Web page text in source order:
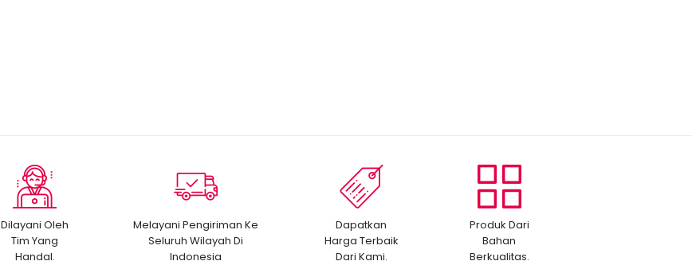
Dilayani Oleh
Tim Yang
Handal.
Melayani Pengiriman Ke
Seluruh Wilayah Di
Indonesia
Dapatkan
Harga Terbaik
Dari Kami.
Produk Dari
Bahan
Berkualitas.